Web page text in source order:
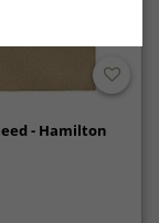
- Hamilton